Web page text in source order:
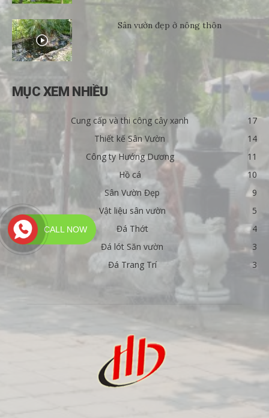
Sân vườn đẹp ở nông thôn
MỤC XEM NHIỀU
Cung cấp và thi công cây xanh
17
Thiết kế Sân Vườn
14
Công ty Hướng Dương
11
Hồ cá
10
Sân Vườn Đẹp
9
Vật liệu sân vườn
5
Đá Thớt
4
Đá lót Săn vườn
3
Đá Trang Trí
3
CALL NOW